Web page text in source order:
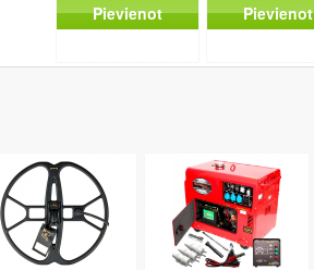
Pievienot Pievienot